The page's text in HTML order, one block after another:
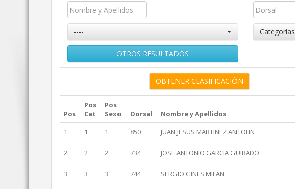
---- Categorías
OTROS RESULTADOS
Pos
Pos
Cat
Pos
Sexo
Dorsal Nombre y Apellidos
1
1 1 850 JUAN JESUS MARTINEZ ANTOLIN
2 2 2 734 JOSE ANTONIO GARCIA GUIRADO
3 3 3 744 SERGIO GINES MILAN